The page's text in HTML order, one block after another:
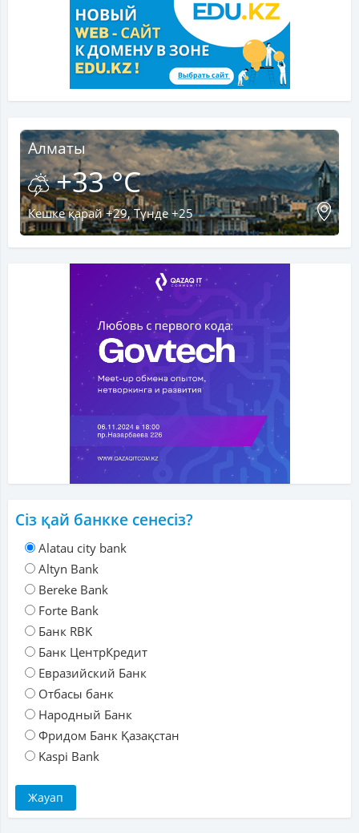
Алматы
+33 °C
Кешке қарай +29, Түнде +25
Сіз қай банкке сенесіз?
Alatau city bank
Altyn Bank
Bereke Bank
Forte Bank
Банк RBK
Банк ЦентрКредит
Евразийский Банк
Отбасы банк
Народный Банк
Фридом Банк Қазақстан
Kaspi Bank